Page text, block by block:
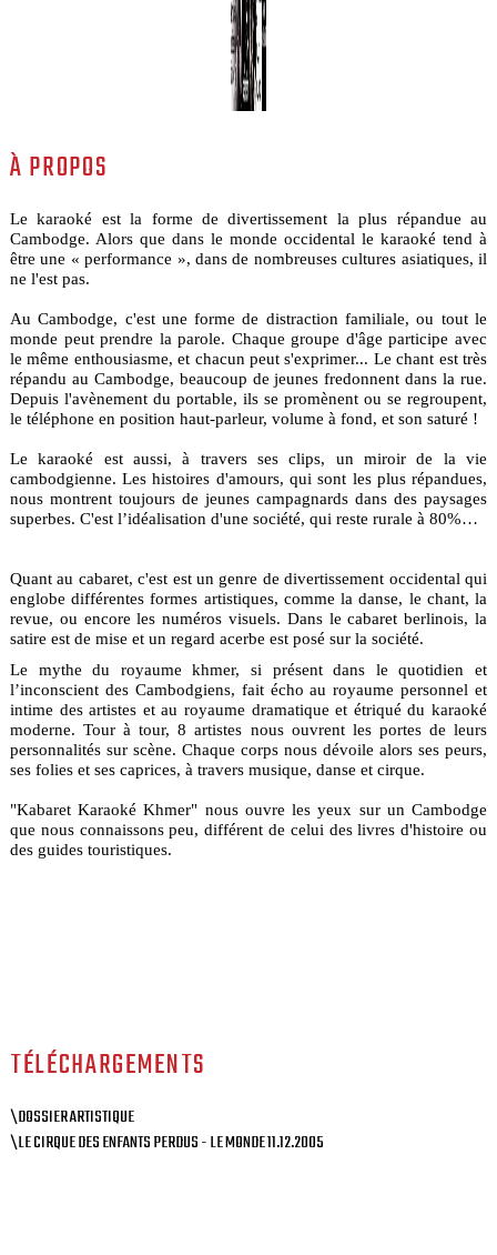
À PROPOS
Le karaoké est la forme de divertissement la plus répandue au
Cambodge. Alors que dans le monde occidental le karaoké tend à
être une « performance », dans de nombreuses cultures asiatiques, il
ne l'est pas.
Au Cambodge, c'est une forme de distraction familiale, ou tout le
monde peut prendre la parole. Chaque groupe d'âge participe avec
le même enthousiasme, et chacun peut s'exprimer... Le chant est très
répandu au Cambodge, beaucoup de jeunes fredonnent dans la rue.
Depuis l'avènement du portable, ils se promènent ou se regroupent,
le téléphone en position haut-parleur, volume à fond, et son saturé !
Le karaoké est aussi, à travers ses clips, un miroir de la vie
cambodgienne. Les histoires d'amours, qui sont les plus répandues,
nous montrent toujours de jeunes campagnards dans des paysages
superbes. C'est l’idéalisation d'une société, qui reste rurale à 80%…
Quant au cabaret, c'est est un genre de divertissement occidental qui
englobe différentes formes artistiques, comme la danse, le chant, la
revue, ou encore les numéros visuels. Dans le cabaret berlinois, la
satire est de mise et un regard acerbe est posé sur la société.
Le mythe du royaume khmer, si présent dans le quotidien et
l’inconscient des Cambodgiens, fait écho au royaume personnel et
intime des artistes et au royaume dramatique et étriqué du karaoké
moderne. Tour à tour, 8 artistes nous ouvrent les portes de leurs
personnalités sur scène. Chaque corps nous dévoile alors ses peurs,
ses folies et ses caprices, à travers musique, danse et cirque.
"Kabaret Karaoké Khmer" nous ouvre les yeux sur un Cambodge
que nous connaissons peu, différent de celui des livres d'histoire ou
des guides touristiques.
TÉLÉCHARGEMENTS
\DOSSIER ARTISTIQUE
\LE CIRQUE DES ENFANTS PERDUS - LE MONDE 11.12.2005